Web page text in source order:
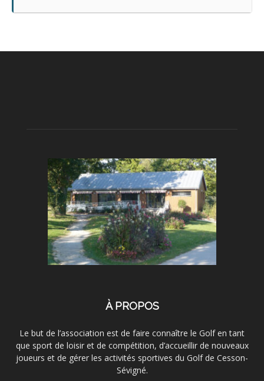
À PROPOS
Le but de l’association est de faire connaître le Golf en tant
que sport de loisir et de compétition, d’accueillir de nouveaux
joueurs et de gérer les activités sportives du Golf de Cesson-
Sévigné.